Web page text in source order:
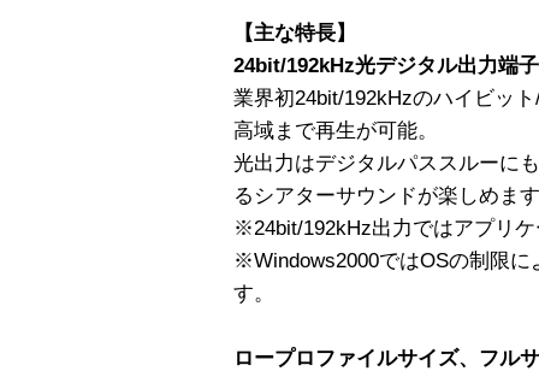
【主な特長】
24bit/192kHz光デジタル出力端
業界初24bit/192kHzのハイビッ
高域まで再生が可能。
光出力はデジタルパススルーに
るシアターサウンドが楽しめま
※24bit/192kHz出力ではアプリ
※Windows2000ではOSの制限
す。
ロープロファイルサイズ、フル